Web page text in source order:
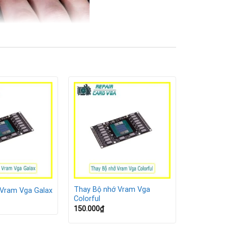
như kết cấu, độ bóng, khung hình và các dữ
Vga Galax
Thay Bộ nhớ Vram Vga
Colorful
150.000₫